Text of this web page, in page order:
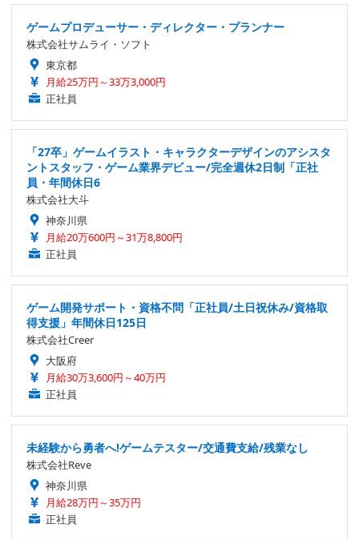
ゲームプロデューサー・ディレクター・プランナー
株式会社サムライ・ソフト
東京都
月給25万円～33万3,000円
正社員
「27卒」ゲームイラスト・キャラクターデザインのアシスタ
ントスタッフ・ゲーム業界デビュー/完全週休2日制「正社
員・年間休日6
株式会社大斗
神奈川県
月給20万600円～31万8,800円
正社員
ゲーム開発サポート・資格不問「正社員/土日祝休み/資格取
得支援」年間休日125日
株式会社Creer
大阪府
月給30万3,600円～40万円
正社員
未経験から勇者へ!ゲームテスター/交通費支給/残業なし
株式会社Reve
神奈川県
月給28万円～35万円
正社員